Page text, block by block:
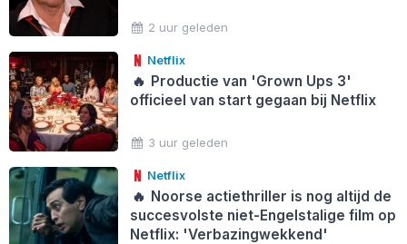
2 uur geleden
Netflix
🔥 Productie van 'Grown Ups 3'
officieel van start gegaan bij Netflix
3 uur geleden
Netflix
🔥 Noorse actiethriller is nog altijd de
succesvolste niet-Engelstalige film op
Netflix: 'Verbazingwekkend'